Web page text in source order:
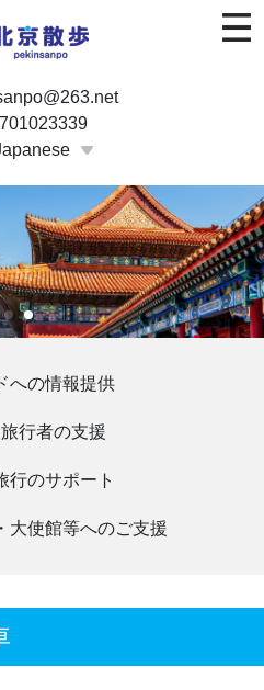
への情報提供
行者の支援
行のサポート
大使館等へのご支援